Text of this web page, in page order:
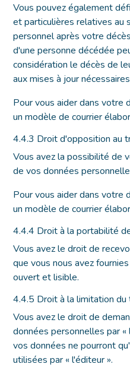
Vous pouvez également
et particulières relatives au
personnel après votre
d'une personne décédée
considération le décès de
aux mises à jour
Pour vous aider dans votre
un modèle de courrier
4.4.3 Droit d'opposition au
Vous avez la possibilité de
de vos données
Pour vous aider dans votre
un modèle de courrier
4.4.4 Droit à la portabilité
Vous avez le droit de
que vous nous avez
ouvert et lisible.
4.4.5 Droit à la limitation
Vous avez le droit de
données personnelles par
vos données ne pourront
utilisées par « l'éditeur ».